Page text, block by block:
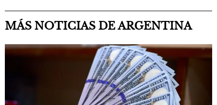
MÁS NOTICIAS DE ARGENTINA